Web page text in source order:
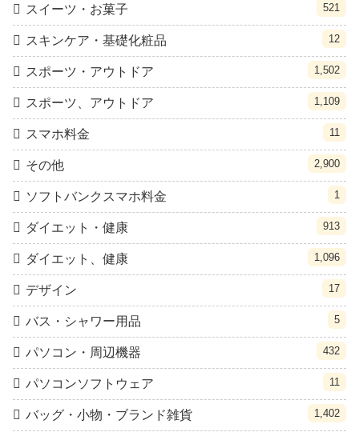
スイーツ・お菓子 521
スキンケア・基礎化粧品 12
スポーツ・アウトドア 1,502
スポーツ、アウトドア 1,109
スマホ料金 11
その他 2,900
ソフトバンクスマホ料金 1
ダイエット・健康 913
ダイエット、健康 1,096
デザイン 17
バス・シャワー用品 5
パソコン・周辺機器 432
パソコンソフトウェア 11
バッグ・小物・ブランド雑貨 1,402